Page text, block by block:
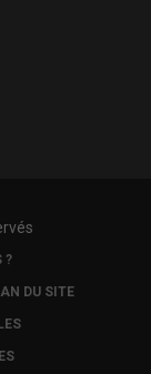
?
DU SITE